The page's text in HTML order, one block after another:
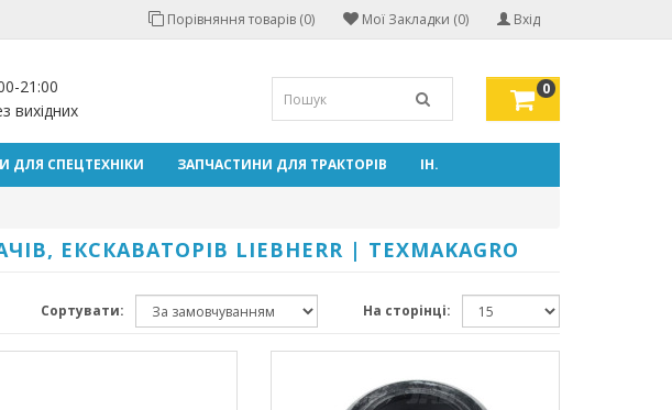
Вхід
Мої Закладки (0)
Порівняння товарів (0)
21:00
вихідних
0
ДЛЯ СПЕЦТЕХНІКИ ЗАПЧАСТИНИ ДЛЯ ТРАКТОРІВ ІН.
ЕКСКАВАТОРІВ LIEBHERR | TEXMAKAGRO
Сортувати: На сторінці: